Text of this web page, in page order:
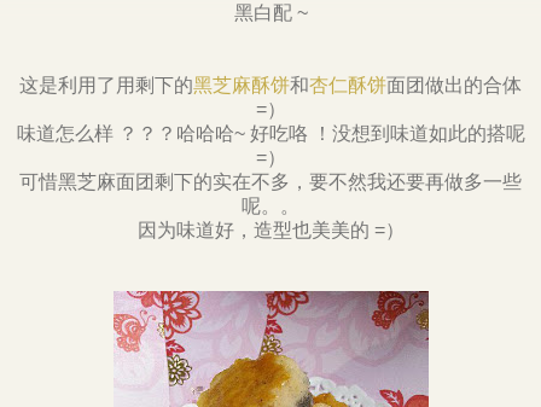
黑白配 ~
这是利用了用剩下的黑芝麻酥饼和杏仁酥饼面团做出的合体
=）
味道怎么样 ？？？哈哈哈~ 好吃咯 ！没想到味道如此的搭呢
=）
可惜黑芝麻面团剩下的实在不多，要不然我还要再做多一些
呢。。
因为味道好，造型也美美的 =）